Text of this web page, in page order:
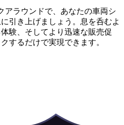
アラウンドで、あなたの車両シ
引き上げましょう。息を呑むよ
験、そしてより迅速な販売促
するだけで実現できます。